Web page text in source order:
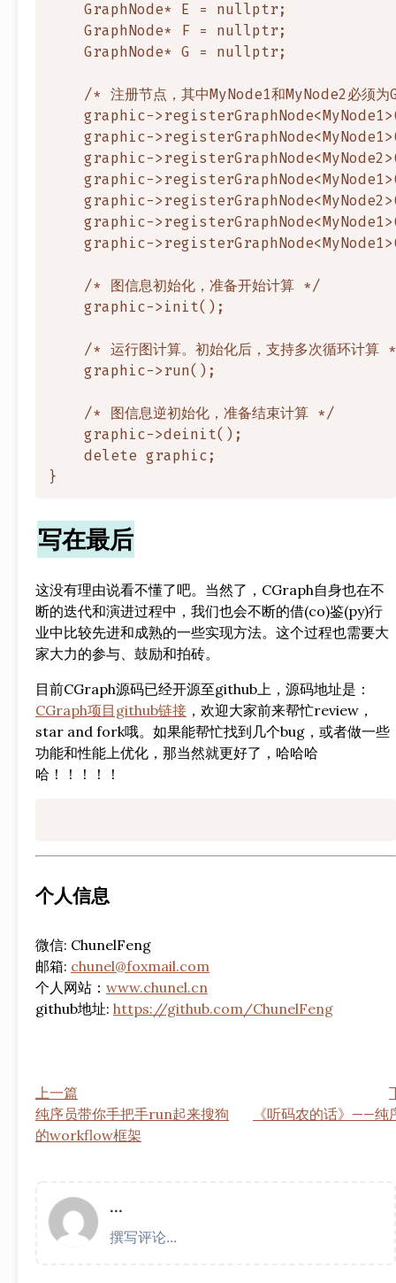
    GraphNode* E = nullptr;
    GraphNode* F = nullptr;
    GraphNode* G = nullptr;
/* 注册节点，其中MyNode1和MyNode2必须
graphic-
graphic-
graphic-
graphic-
graphic-
graphic-
graphic-
    /* 图信息初始化，准备开始计算 */
    graphic->init();
/* 运行图计算。初始化后，支持多次循环计算
    graphic->run();
    /* 图信息逆初始化，准备结束计算 */
    graphic->deinit();
    delete graphic;
写在最后
这没有理由说看不懂了吧。当然了，CGraph自身也在不
断的迭代和演进过程中，我们也会不断的借(co)鉴(py)行
业中比较先进和成熟的一些实现方法。这个过程也需要大
家大力的参与、鼓励和拍砖。
目前CGraph源码已经开源至github上，源码地址是：
CGraph项目github链接 ，欢迎大家前来帮忙review，
star and fork哦。如果能帮忙找到几个bug，或者做一些
功能和性能上优化，那当然就更好了，哈哈哈
哈！！！！！
个人信息
微信: ChunelFeng
邮箱: chunel@foxmail.com
个人网站： www.chunel.cn
github地址: https://github.com/ChunelFeng
上一篇
纯序员带你手把手run起来搜狗
的workflow框架
《听码农的话》——纯